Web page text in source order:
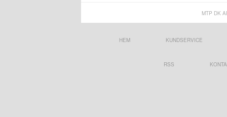
MTP DK
HEM KUNDSERVICE
RSS